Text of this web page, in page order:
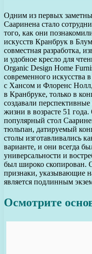
Одним из первых
Сааринена стало
того, как они
искусств Кранбрук в
совместная разработка,
и удобное кресло для
Organic Design Home
современного искусства
с Хансом и Флоренс
в Кранбруке, только в
создавали
жизни в возрасте 51
популярный стол
тюльпан, датируемый
столы изготавливались
варианте, и они всегда
универсальности и
был широко скопирован.
признаки, указывающие
является подлинным
Осмотрите